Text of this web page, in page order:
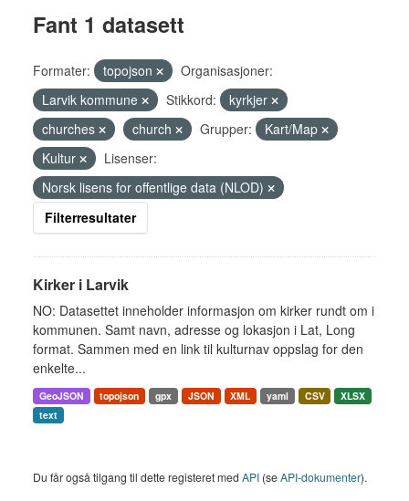
Fant 1 datasett
Formater: topojson
Organisasjoner:
Larvik kommune
Stikkord:
kyrkjer
churches
church Grupper:
Kart/Map
Kultur
Lisenser:
Norsk lisens for offentlige data (NLOD)
Filterresultater
Kirker i Larvik
NO: Datasettet inneholder informasjon om kirker rundt om i
kommunen. Samt navn, adresse og lokasjon i Lat, Long
format. Sammen med en link til kulturnav oppslag for den
enkelte...
GeoJSON topojson gpx JSON XML yaml CSV
XLSX
text
Du får også tilgang til dette registeret med API (seAPI-dokumenter).